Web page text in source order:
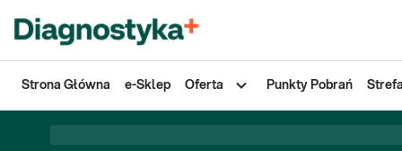
Strona Główna e-Sklep Oferta Punkty Pobrań